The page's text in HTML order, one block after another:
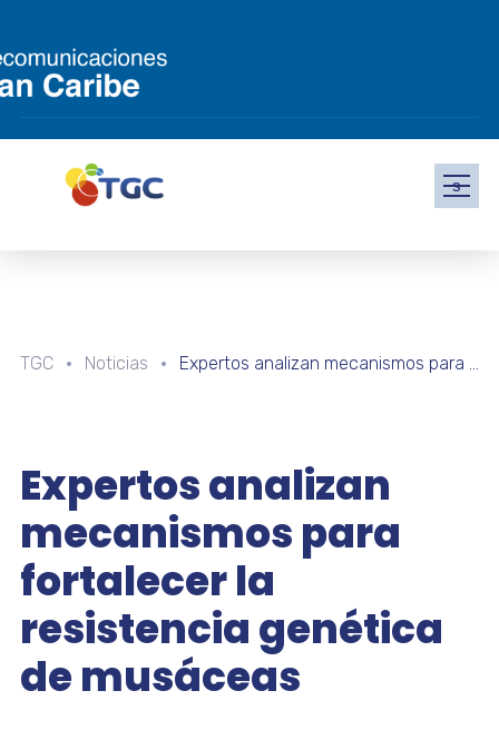
s
TGC Noticias Expertos analizan mecanismos para fortalecer la resistencia genética de musáceas
Expertos analizan
mecanismos para
fortalecer la
resistencia genética
de musáceas